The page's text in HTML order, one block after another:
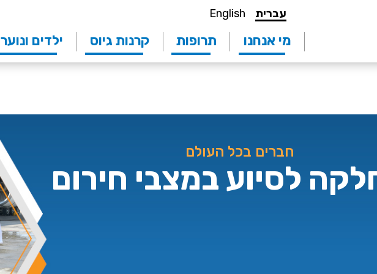
English עברית
מי אנחנו תרופות קרנות גיוס ילדים ונוער
חברים בכל העולם
לסיוע במצבי חירום